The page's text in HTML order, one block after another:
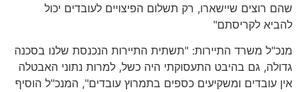
שהם רוצים שיישארו, רק תשלום הפיצויים לעובדים יכול
להביא לקריסתם"
מנכ"ל משרד התיירות: "תשתית התיירות הנכנסת שלנו בסכנה
גדולה, גם בהיבט התעסוקתי היה כשל, למרות נתוני האבטלה
אין עובדים ומשקיעים כספים בתמרוץ עובדים", המנכ"ל הוסיף